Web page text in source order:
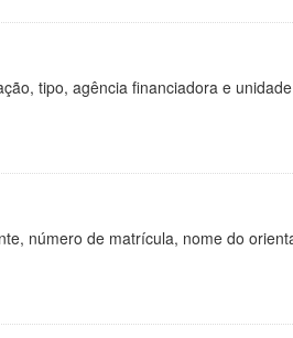
tipo, agência financiadora e
número de matrícula, nome do